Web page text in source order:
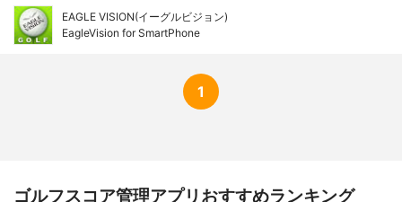
EAGLE VISION(イーグルビジョン)
EagleVision for SmartPhone
1
ゴルフスコア管理アプリおすすめランキング